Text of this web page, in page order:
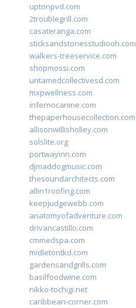
uptonpvd.com
2troublegrill.com
casateranga.com
sticksandstonesstudiooh.com
walkers-treeservice.com
shopmossi.com
untamedcollectivesd.com
mxpwellness.com
infernocanine.com
thepaperhousecollection.com
allisonwillisholley.com
solslite.org
portwayinn.com
djmaddogmusic.com
thesoundarchitects.com
allin1roofing.com
keepjudgewebb.com
anatomyofadventure.com
drivancastillo.com
cmmedspa.com
midletontkd.com
gardensandgrills.com
basilfoodwine.com
nikko-tochigi.net
caribbean-corner.com